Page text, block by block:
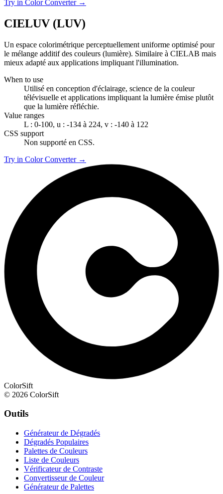
Try in Color Converter →
CIELUV (LUV)
Un espace colorimétrique perceptuellement uniforme optimisé pour
le mélange additif des couleurs (lumière). Similaire à CIELAB mais
mieux adapté aux applications impliquant l'illumination.
When to use
Utilisé en conception d'éclairage, science de la couleur
télévisuelle et applications impliquant la lumière émise plutôt
que la lumière réfléchie.
Value ranges
L : 0-100, u : -134 à 224, v : -140 à 122
CSS support
Non supporté en CSS.
Try in Color Converter →
ColorSift
© 2026 ColorSift
Outils
Générateur de Dégradés
Dégradés Populaires
Palettes de Couleurs
Liste de Couleurs
Vérificateur de Contraste
Convertisseur de Couleur
Générateur de Palettes